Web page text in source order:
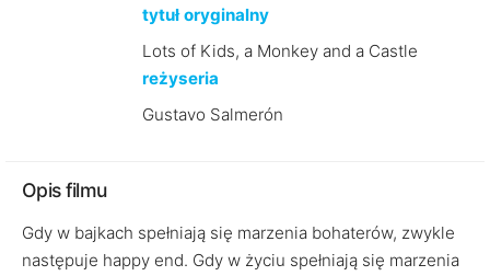
tytuł oryginalny
Lots of Kids, a Monkey and a Castle
reżyseria
Gustavo Salmerón
Opis filmu
Gdy w bajkach spełniają się marzenia bohaterów, zwykle
następuje happy end. Gdy w życiu spełniają się marzenia